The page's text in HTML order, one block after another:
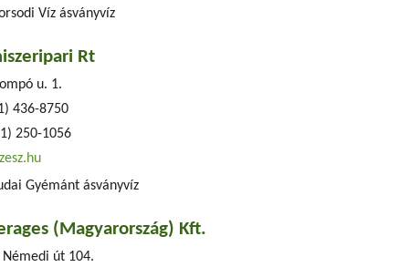
Víz ásványvíz
Rt
u. 1.
436-8750
250-1056
Gyémánt ásványvíz
(Magyarország) Kft.
út 104.